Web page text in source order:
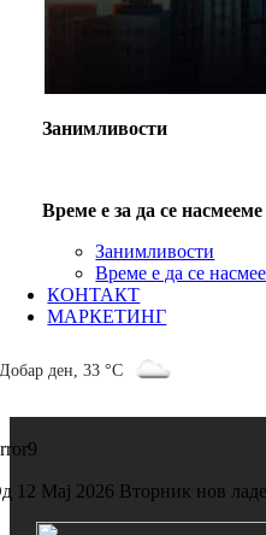
Занимливости
Време е за да се насмееме
Занимливости
Време е да се
КОНТАКТ
МАРКЕТИНГ
Добар ден,33 °C
12 Мај 2026 Вторник нов